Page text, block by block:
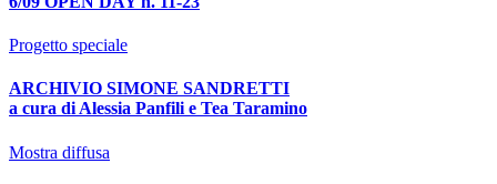
Progetto speciale
ARCHIVIO SIMONE SANDRETTI
a cura di Alessia Panfili e Tea Taramino
Mostra diffusa